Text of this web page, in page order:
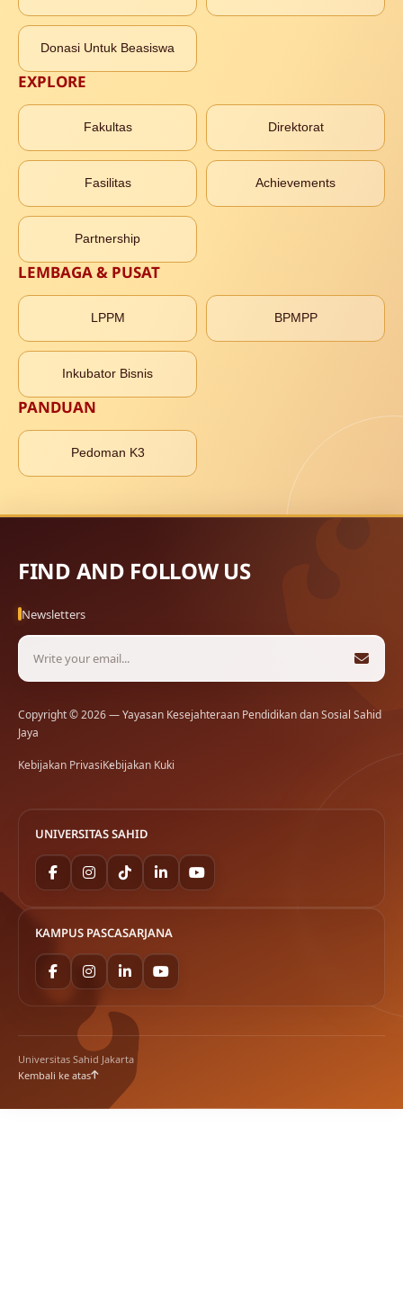
Donasi Untuk Beasiswa
EXPLORE
Fakultas Direktorat
Fasilitas Achievements
Partnership
LEMBAGA & PUSAT
LPPM BPMPP
Inkubator Bisnis
PANDUAN
Pedoman K3
FIND AND FOLLOW US
Newsletters
Copyright © 2026 — Yayasan Kesejahteraan Pendidikan dan Sosial Sahid
Jaya
Kebijakan PrivasiKebijakan Kuki
UNIVERSITAS SAHID
KAMPUS PASCASARJANA
Universitas Sahid Jakarta
Kembali ke atas